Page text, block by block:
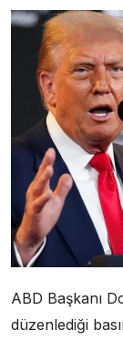
ABD Başkanı
düzenlediği